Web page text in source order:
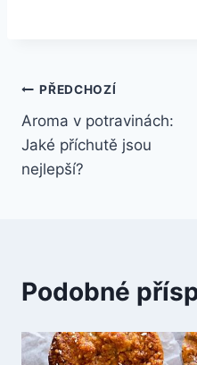
Navigace
pro
příspěvek
PŘEDCHOZÍ
Aroma v potravinách:
Jaké příchutě jsou
nejlepší?
Podobné